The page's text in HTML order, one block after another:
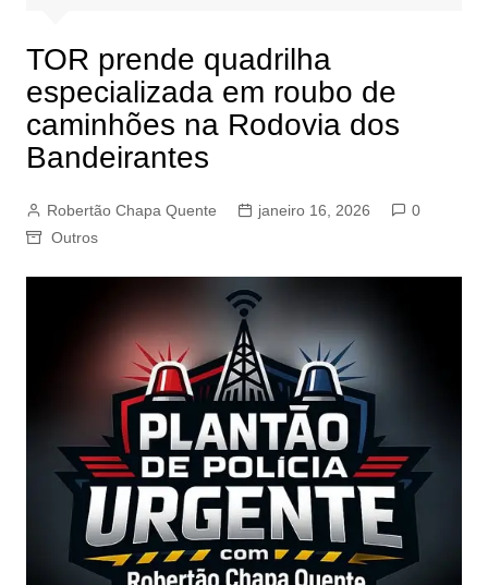
TOR prende quadrilha
especializada em roubo de
caminhões na Rodovia dos
Bandeirantes
Robertão Chapa Quente janeiro 16, 2026
0
Outros